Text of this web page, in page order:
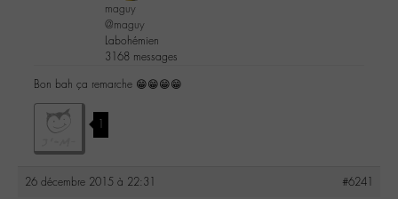
maguy
@maguy
Labohémien
3168 messages
Bon bah ça remarche 😁😁😁😁
1
26 décembre 2015 à 22:31 #6241